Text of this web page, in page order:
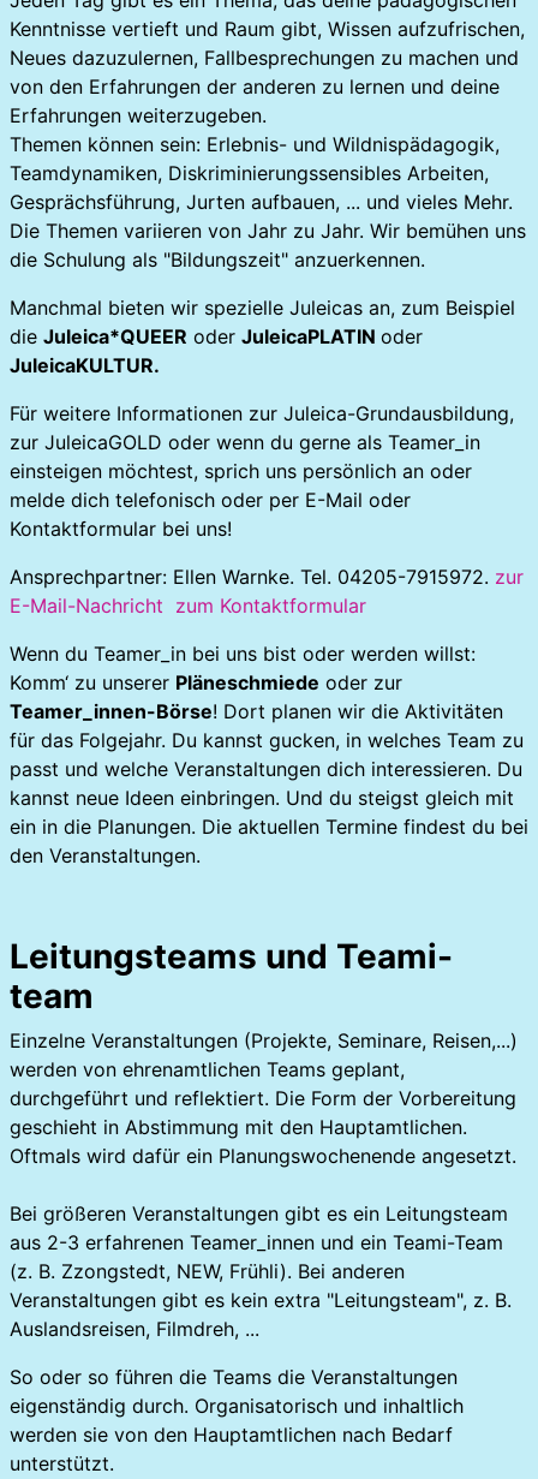
Kenntnisse vertieft und Raum gibt, Wissen aufzufrischen,
Neues dazuzulernen, Fallbesprechungen zu machen und
von den Erfahrungen der anderen zu lernen und deine
Erfahrungen weiterzugeben.
Themen können sein: Erlebnis- und Wildnispädagogik,
Teamdynamiken, Diskriminierungssensibles Arbeiten,
Gesprächsführung, Jurten aufbauen, ... und vieles Mehr.
Die Themen variieren von Jahr zu Jahr. Wir bemühen uns
die Schulung als "Bildungszeit" anzuerkennen.
Manchmal bieten wir spezielle Juleicas an, zum Beispiel
die Juleica*QUEER oder JuleicaPLATIN oder
JuleicaKULTUR.
Für weitere Informationen zur Juleica-Grundausbildung,
zur JuleicaGOLD oder wenn du gerne als Teamer_in
einsteigen möchtest, sprich uns persönlich an oder
melde dich telefonisch oder per E-Mail oder
Kontaktformular bei uns!
Ansprechpartner: Ellen Warnke. Tel. 04205-7915972. zur
E-Mail-Nachricht zum Kontaktformular
Wenn du Teamer_in bei uns bist oder werden willst:
Komm‘ zu unserer Pläneschmiede oder zur
Teamer_innen-Börse! Dort planen wir die Aktivitäten
für das Folgejahr. Du kannst gucken, in welches Team zu
passt und welche Veranstaltungen dich interessieren. Du
kannst neue Ideen einbringen. Und du steigst gleich mit
ein in die Planungen. Die aktuellen Termine findest du bei
den Veranstaltungen.
Leitungsteams und Teami-
team
Einzelne Veranstaltungen (Projekte, Seminare, Reisen,...)
werden von ehrenamtlichen Teams geplant,
durchgeführt und reflektiert. Die Form der Vorbereitung
geschieht in Abstimmung mit den Hauptamtlichen.
Oftmals wird dafür ein Planungswochenende angesetzt.
Bei größeren Veranstaltungen gibt es ein Leitungsteam
aus 2-3 erfahrenen Teamer_innen und ein Teami-Team
(z. B. Zzongstedt, NEW, Frühli). Bei anderen
Veranstaltungen gibt es kein extra "Leitungsteam", z. B.
Auslandsreisen, Filmdreh, ...
So oder so führen die Teams die Veranstaltungen
eigenständig durch. Organisatorisch und inhaltlich
werden sie von den Hauptamtlichen nach Bedarf
unterstützt.